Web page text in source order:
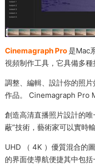
Cinemagraph Pro 是Mac
視頻制作工具，它具備多
調整、編輯、設計你的照
作品。 Cinemagraph Pro
創造高清直播照片設計的
蔽”技術，藝術家可以實時
UHD （ 4K ）優質混合的
的界面使導航便捷其中包